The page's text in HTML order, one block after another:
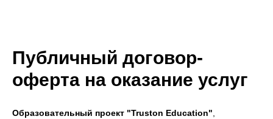
Публичный договор-
оферта на оказание услуг
Образовательный проект "Truston Education",